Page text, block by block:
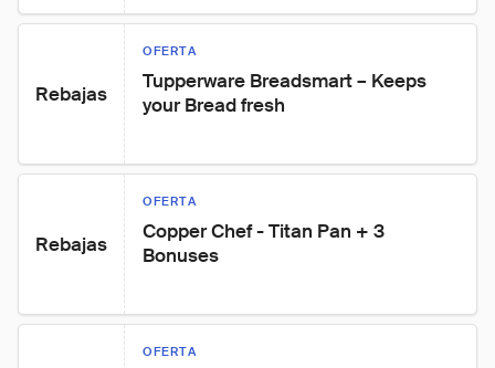
Rebajas
OFERTA
Tupperware Breadsmart – Keeps
your Bread fresh
Rebajas
OFERTA
Copper Chef - Titan Pan + 3
Bonuses
OFERTA